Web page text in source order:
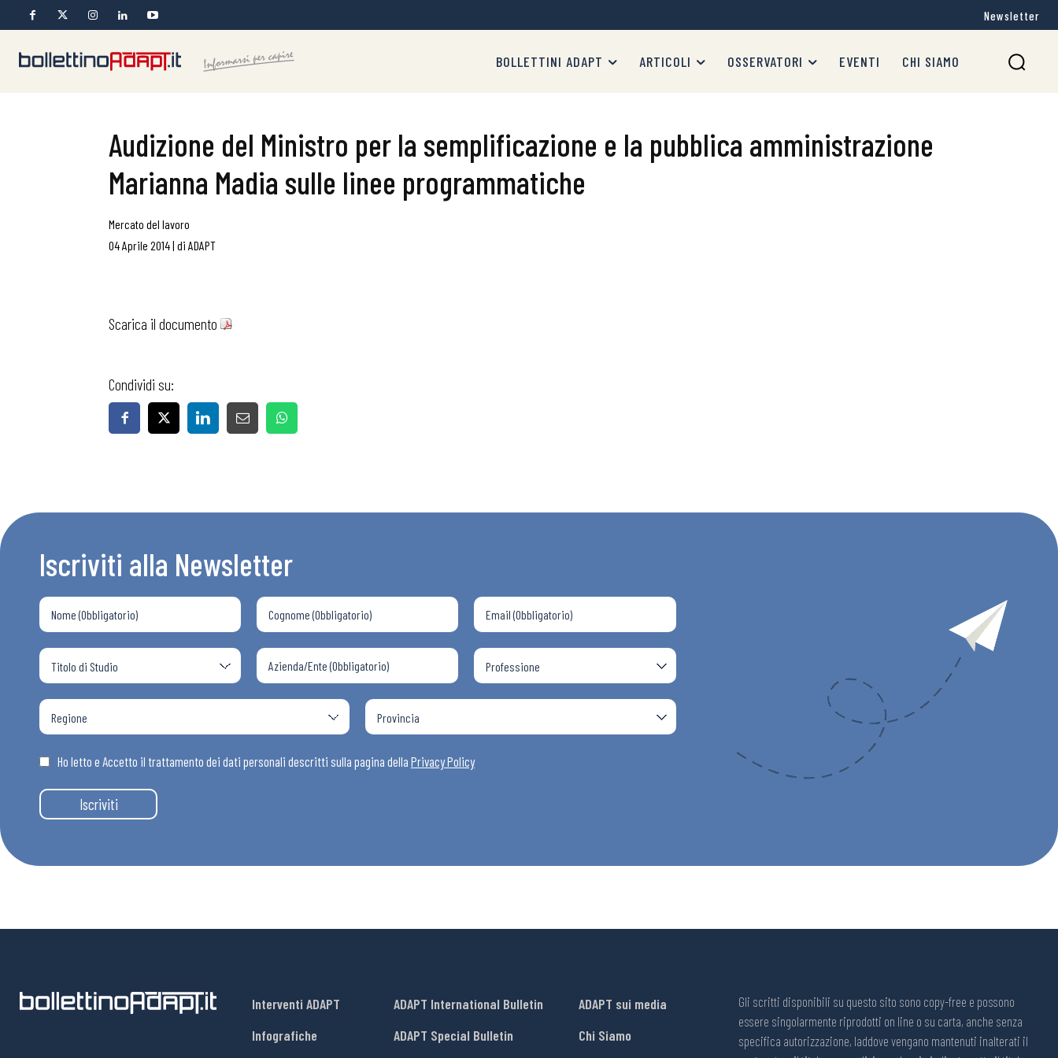
Bollettini ADAPT
Articoli
Osservatori
Eventi
Newsletter
BOLLETTINI ADAPT ARTICOLI OSSERVATORI EVENTI CHI SIAMO
Audizione del Ministro per la semplificazione e la pubblica amministrazione
Marianna Madia sulle linee programmatiche
Mercato del lavoro
04 Aprile 2014| di ADAPT
Scarica il documento
Condividi su:
Iscriviti alla Newsletter
Ho letto e Accetto il trattamento dei dati personali descritti sulla pagina della Privacy Policy
Iscriviti
Interventi ADAPT
Infografiche
ADAPT International Bulletin
ADAPT Special Bulletin
ADAPT sui media
Chi Siamo
Gli scritti disponibili su questo sito sono copy-free e possono
essere singolarmente riprodotti on line o su carta, anche senza
specifica autorizzazione, laddove vengano mantenuti inalterati il